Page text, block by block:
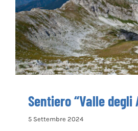
Sentiero “Valle
Sentiero “Valle degli
5 Settembre 2024